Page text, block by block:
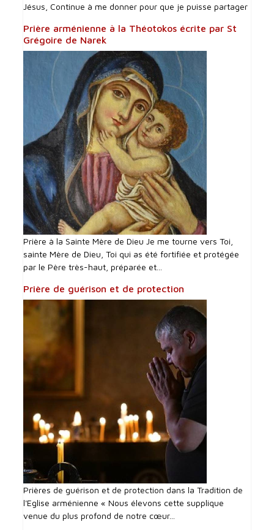
Jésus, Continue à me donner pour que je puisse partager
Prière arménienne à la Théotokos écrite par St
Grégoire de Narek
Prière à la Sainte Mère de Dieu Je me tourne vers Toi,
sainte Mère de Dieu, Toi qui as été fortifiée et protégée
par le Père très-haut, préparée et...
Prière de guérison et de protection
Prières de guérison et de protection dans la Tradition de
l'Eglise arménienne « Nous élevons cette supplique
venue du plus profond de notre cœur...